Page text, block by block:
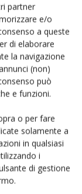
partner
e/o
a queste
di elaborare
la navigazione
(non)
può
e funzioni.
o per fare
solamente a
in qualsiasi
i
di gestione
piattaforma